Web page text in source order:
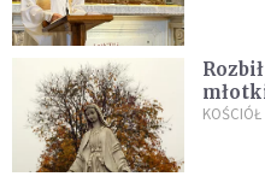
KOŚCIÓŁ